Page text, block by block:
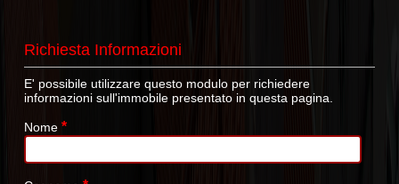
Richiesta Informazioni
E' possibile utilizzare questo modulo per richiedere
informazioni sull'immobile presentato in questa pagina.
Nome *